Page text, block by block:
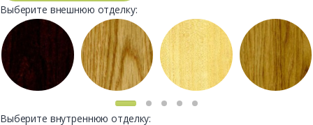
Выберите внешнюю отделку:
Выберите внутреннюю отделку: